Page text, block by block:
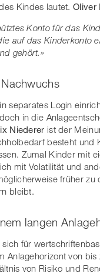
Kindes lautet.Oliver
Konto für das
auf das Kinderkonto
gehört.»
separates Login
in die
Niederer ist der
besteht
Zumal Kinder mit
mit Volatilität und
früher
bleibt.
langen
für
Anlagehorizont von
von Risiko und